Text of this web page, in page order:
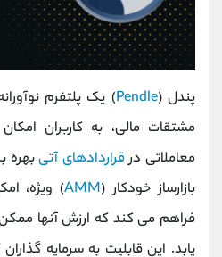
پندل (Pendle) یک پلتفرم
مشتقات مالی، به کاربران
معاملاتی درقراردادهای آتیبهره
بازارساز خودکار (AMM) ویژه،
فراهم می‌ کند که ارزش آنها
یابد. این قابلیت به سرمایه‌